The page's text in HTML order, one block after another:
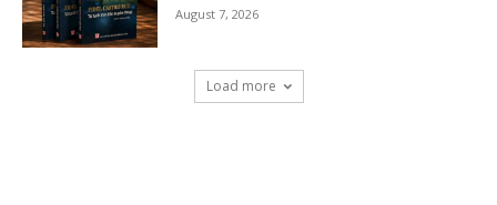
August 7, 2026
Load more